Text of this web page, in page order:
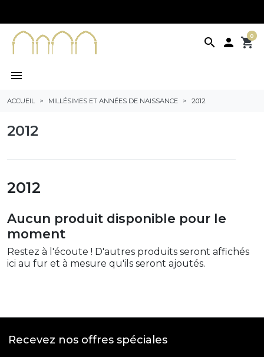
search  shopping_cart
0
menu
ACCUEIL MILLÉSIMES ET ANNÉES DE NAISSANCE 2012
2012
2012
Aucun produit disponible pour le
moment
Restez à l'écoute ! D'autres produits seront affichés
ici au fur et à mesure qu'ils seront ajoutés.
Recevez nos offres spéciales